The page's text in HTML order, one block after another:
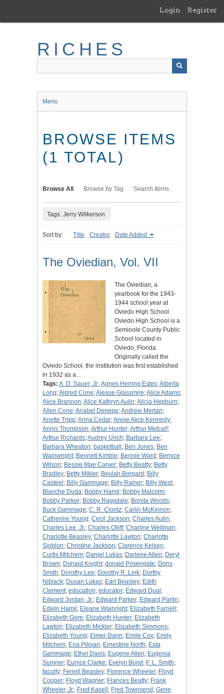
main
Login Register
RICHES
Menu
BROWSE ITEMS
(1 TOTAL)
Browse All Browse by Tag Search Items
Tags: Jerry Wilkerson
Sort by: Title Creator Date Added
The Oviedian, Vol. VII
The Oviedian, a
yearbook for the 1943-
1944 school year at
Oviedo High School.
Oviedo High School is a
Seminole County Public
School located in
Oviedo, Florida.
Originally called the
Oviedo School, the institution was first established
in 1932 as a…
Tags: A. D. Sauer, Jr.;Agnes Herring Estes;Alberta
Long;Aldred Cone;Alease Glassmire;Alice Adams;
Alice Brannon;Alice Kathryn Aulin;Alicia Hepburn;
Allen Cone;Anabel Denepe;Andrew Mertan;
Anette Tripp;Anna Cedar;Annie Alice Kennedy;
Annis Thompson;Arthur Hunter;Arthur Metcalf;
Arthur Richards;Audrey Urich; Barbara Lee;
Barbara Wheaton; basketball ; Ben Jones; Ben
Wainwright; Bennett Kimble; Bennie Ward ; Bernice
Wilson; Bessie Mae Carver; Betty Beatty; Betty
Bradley; Betty Mikler; Beulah Borgard ; Billy
Casteel ; Billy Gammage; Billy Rainer; Billy West;
Blanche Duda; Bobby Hamil ; Bobby Malcolm;
Bobby Parker; Bobby Ragsdale; Bonita Woods;
Buck Gammage; C. R. Clontz; Carlin McKinnon;
Catherine Young; Cecil Jackson; Charles Aulin;
Charles Lee, Jt.; Charles Olliff; Charline Weitman;
Charlotte Beasley; Charlotte Lawton; Charlotte
Sjoblon; Christine Jackson; Clarence Kelsey;
Curtis Mitchem; Daniel Lukas; Darlene Allen; Deryl
Brown; Donald Knight; donald Posengate; Doris
Smith; Dorothy Lee; Dorothy R. Link; Dorthy
Niblack; Dusan Lukas; Earl Beasley; Edith
Clement; education; educator; Edward Dual ;
Edward Jordan, Jr.; Edward Parker; Edward Partin;
Edwin Hamil ; Eleane Wainright; Elizabeth Farnell ;
Elizabeth Gore; Elizabeth Hunter; Elizabeth
Lawton; Elizabeth Mickler; Elizabeth Simmons;
Elizabeth Young; Elmer Dann; Emile Cox; Emily
Mitchem; Ena Piloian; Ernestine North; Esta
Gammage; Ethel Davis; Eugene Allen; Eugenia
Sumner; Eunice Clarke; Evelyn Bond ; F. L. Smith;
faculty; Ferrell Beasley; Florence Wheeler; Floyd
Cooper; Floyd Wagner; Frances Beatty; Frank
Wheeler, Jr.; Fred Kasell ; Fred Townsend ; Gene